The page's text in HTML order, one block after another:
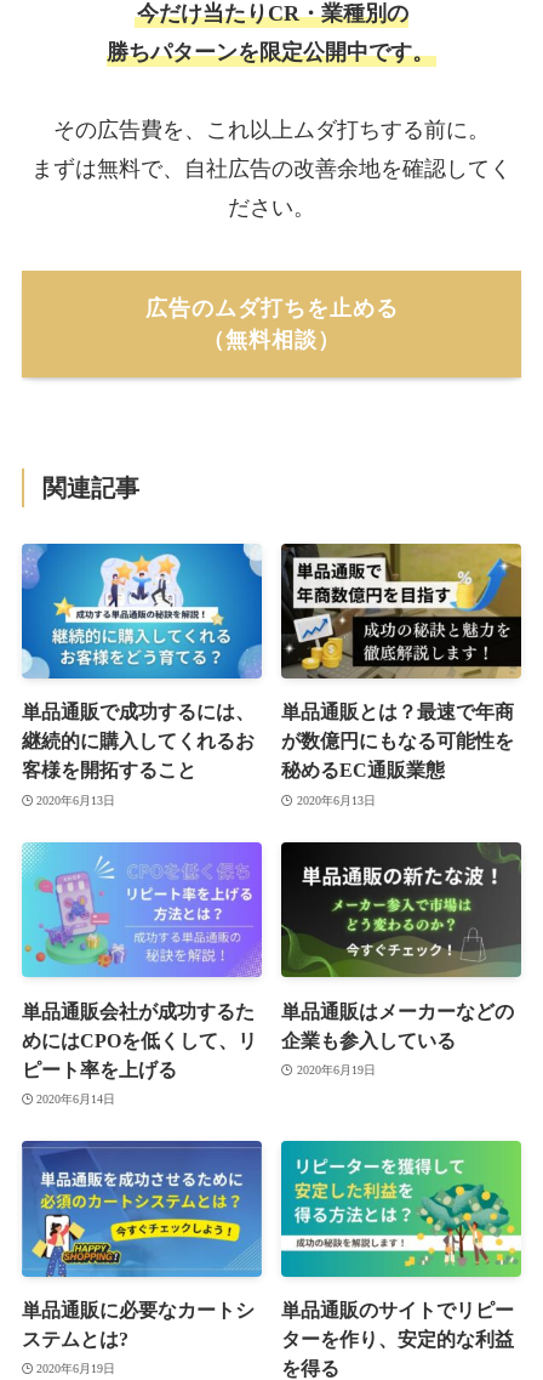
今だけ当たりCR・業種別の
勝ちパターンを限定公開中です。
その広告費を、これ以上ムダ打ちする前に。
まずは無料で、自社広告の改善余地を確認してく
ださい。
広告のムダ打ちを止める
（無料相談）
関連記事
単品通販で成功するには、
継続的に購入してくれるお
客様を開拓すること
2020年6月13日
単品通販とは？最速で年商
が数億円にもなる可能性を
秘めるEC通販業態
2020年6月13日
単品通販会社が成功するた
めにはCPOを低くして、リ
ピート率を上げる
2020年6月14日
単品通販はメーカーなどの
企業も参入している
2020年6月19日
単品通販に必要なカートシ
ステムとは?
2020年6月19日
単品通販のサイトでリピー
ターを作り、安定的な利益
を得る